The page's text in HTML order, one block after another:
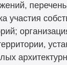
участия